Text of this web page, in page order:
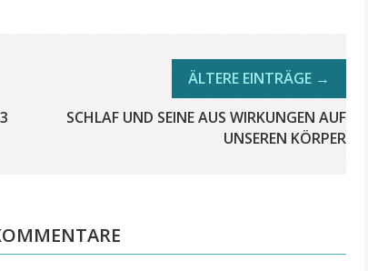
SCHLAF UND SEINE AUS WIRKUNGEN AUF
UNSEREN KÖRPER